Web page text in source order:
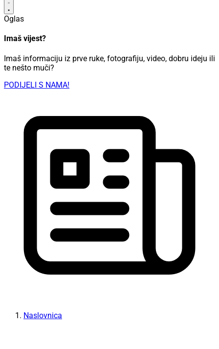
Oglas
Imaš vijest?
Imaš informaciju iz prve ruke, fotografiju, video, dobru ideju ili
te nešto muči?
PODIJELI S NAMA!
Naslovnica